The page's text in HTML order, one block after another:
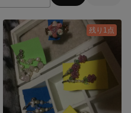
残り1点